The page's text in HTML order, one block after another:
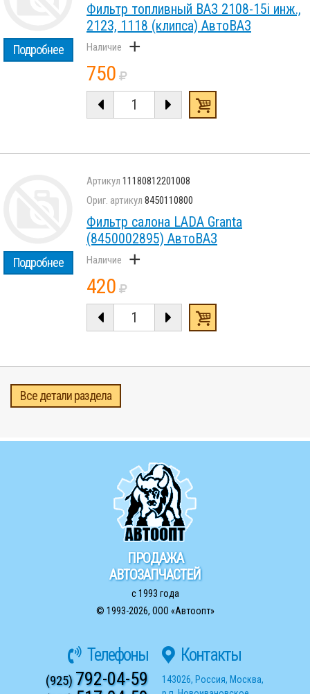
Подробнее
Фильтр топливный ВАЗ 2108-15i инж.,
2123, 1118 (клипса) АвтоВАЗ
+
750
Подробнее
11180812201008
8450110800
Фильтр салона LADA Granta
(8450002895) АвтоВАЗ
+
420
Все детали раздела
ПРОДАЖА
АВТОЗАПЧАСТЕЙ
с 1993 года
© 1993-2026, ООО «Автоопт»
Телефоны
(925)792-04-59
Контакты
143026, Россия, Москва,